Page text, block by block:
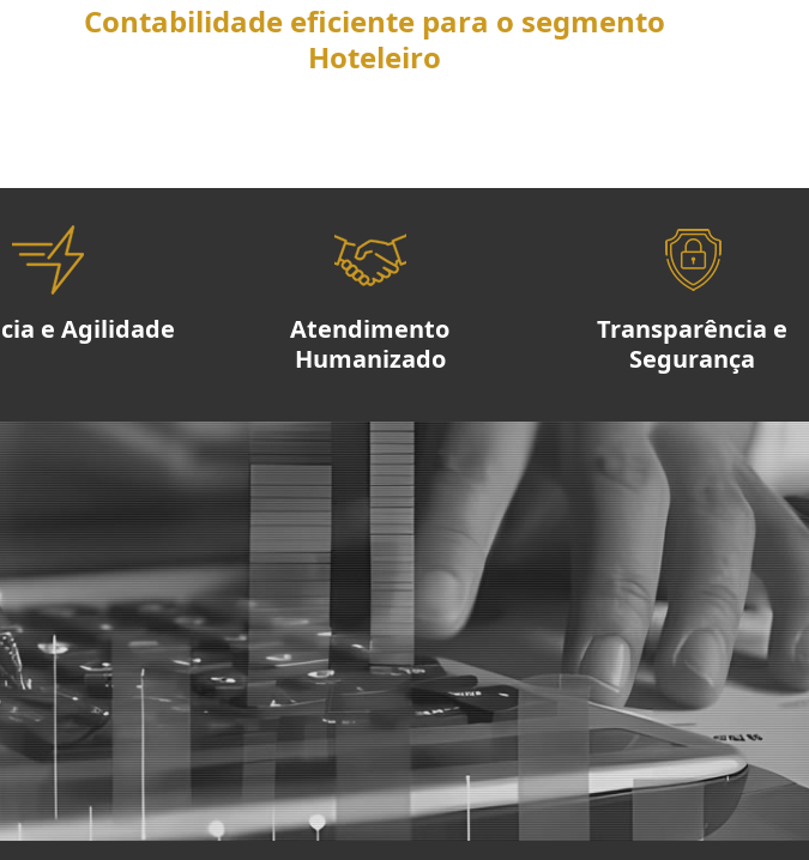
Contabilidade eficiente para o segmento
Hoteleiro
e Agilidade
Atendimento
Humanizado
Transparência e
Segurança